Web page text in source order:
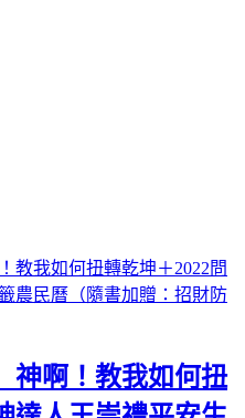
神啊！教我如何扭